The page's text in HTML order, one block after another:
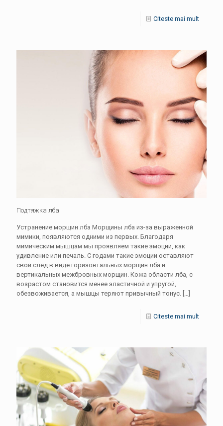
Citeste mai mult
Подтяжка лба
Устранение морщин лба Морщины лба из-за выраженной
мимики, появляются одними из первых. Благодаря
мимическим мышцам мы проявляем такие эмоции, как
удивление или печаль. С годами такие эмоции оставляют
свой след в виде горизонтальных морщин лба и
вертикальных межбровных морщин. Кожа области лба, с
возрастом становится менее эластичной и упругой,
обезвоживается, а мышцы теряют привычный тонус. […]
Citeste mai mult